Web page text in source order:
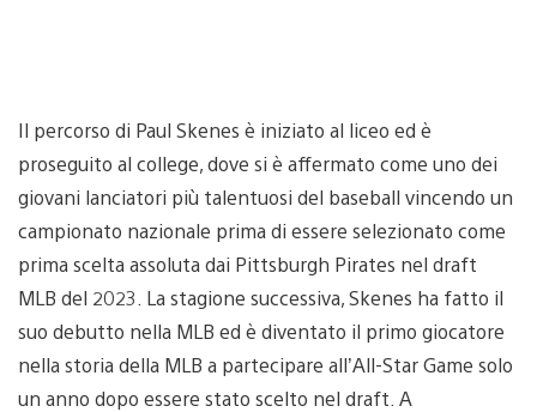
Il percorso di Paul Skenes è iniziato al liceo ed è
proseguito al college, dove si è affermato come uno dei
giovani lanciatori più talentuosi del baseball vincendo un
campionato nazionale prima di essere selezionato come
prima scelta assoluta dai Pittsburgh Pirates nel draft
MLB del 2023. La stagione successiva, Skenes ha fatto il
suo debutto nella MLB ed è diventato il primo giocatore
nella storia della MLB a partecipare all’All-Star Game solo
un anno dopo essere stato scelto nel draft. A